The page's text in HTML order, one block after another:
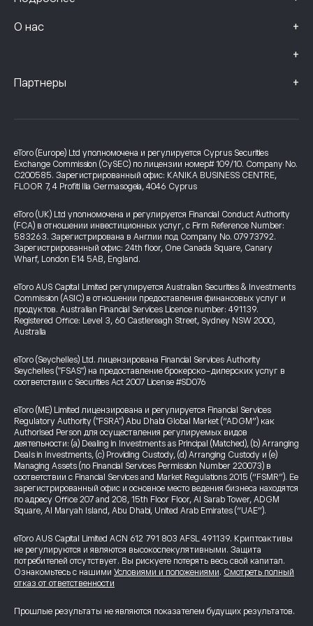
О нас +
+
Партнеры +
eToro (Europe) Ltd уполномочена и регулируется Cyprus Securities
Exchange Commission (CySEC) по лицензии номер# 109/10. Company No.
C200585. Зарегистрированный офис: KANIKA BUSINESS CENTRE,
FLOOR 7, 4 Profiti Ilia Germasogeia, 4046 Cyprus
eToro (UK) Ltd уполномочена и регулируется Financial Conduct Authority
(FCA) в отношении инвестиционных услуг, с Firm Reference Number:
583263. Зарегистрирована в Англии под Company No. 07973792.
Зарегистрированный офис: 24th floor, One Canada Square, Canary
Wharf, London E14 5AB, England.
eToro AUS Capital Limited регулируется Australian Securities & Investments
Commission (ASIC) в отношении предоставления финансовых услуг и
продуктов. Australian Financial Services Licence number: 491139.
Registered Office: Level 3, 60 Castlereagh Street, Sydney NSW 2000,
Australia
eToro (Seychelles) Ltd. лицензирована Financial Services Authority
Seychelles ("FSAS") на предоставление брокерско-дилерских услуг в
соответствии с Securities Act 2007 License #SD076
eToro (ME) Limited лицензирована и регулируется Financial Services
Regulatory Authority ("FSRA") Abu Dhabi Global Market (“ADGM”) как
Authorised Person для осуществления регулируемых видов
деятельности: (a) Dealing in Investments as Principal (Matched), (b) Arranging
Deals in Investments, (c) Providing Custody, (d) Arranging Custody и (e)
Managing Assets (по Financial Services Permission Number 220073) в
соответствии с Financial Services and Market Regulations 2015 (“FSMR”). Ее
зарегистрированный офис и основное место ведения бизнеса находятся
по адресу Office 207 and 208, 15th Floor Floor, Al Sarab Tower, ADGM
Square, Al Maryah Island, Abu Dhabi, United Arab Emirates (“UAE”).
eToro AUS Capital Limited ACN 612 791 803 AFSL 491139. Криптоактивы
не регулируются и являются высокоспекулятивными. Защита
потребителей отсутствует. Вы рискуете потерять весь свой капитал.
Ознакомьтесь с нашими Условиями и положениями. Смотреть полный
отказ от ответственности
Прошлые результаты не являются показателем будущих результатов.